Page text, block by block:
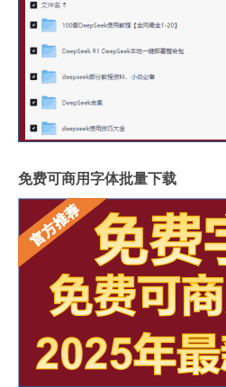
免费可商用字体批量下载